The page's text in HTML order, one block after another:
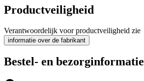
Productveiligheid
Verantwoordelijk voor productveiligheid zie
informatie over de fabrikant
Bestel- en bezorginformatie